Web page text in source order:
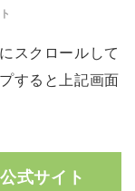
スクロールして
すると上記画面
式サイト